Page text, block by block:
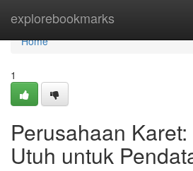
explorebookmarks
Home
Home
1
Perusahaan
Utuh untuk